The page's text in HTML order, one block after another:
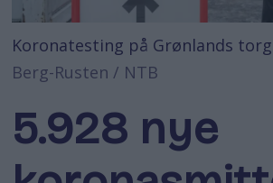
Koronatesting på Grønlands
Berg-Rusten / NTB
5.928 nye